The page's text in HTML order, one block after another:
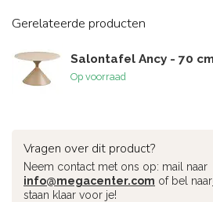
Gerelateerde producten
Salontafel Ancy - 70 cm
Op voorraad
Vragen over dit product?
Neem contact met ons op: mail naar
info@megacenter.com of bel naar
staan klaar voor je!